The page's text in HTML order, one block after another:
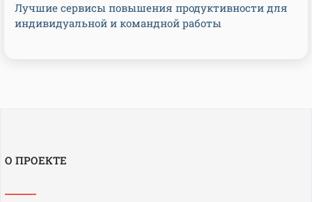
Лучшие сервисы повышения продуктивности для
индивидуальной и командной работы
О ПРОЕКТЕ